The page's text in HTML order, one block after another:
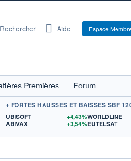
Rechercher Aide Espace
Premières
Forum
+ FORTES HAUSSES ET BAISSES SBF
UBISOFT
+4,43%
ABIVAX
+3,54%
WORLDLINE
EUTELSAT